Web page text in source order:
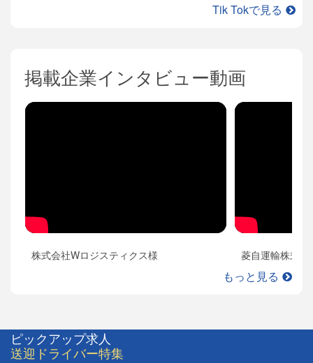
Tik Tokで見る
掲載企業インタビュー動画
株式会社Wロジスティクス様 菱自運輸株式会
もっと見る
ピックアップ求人
送迎ドライバー特集